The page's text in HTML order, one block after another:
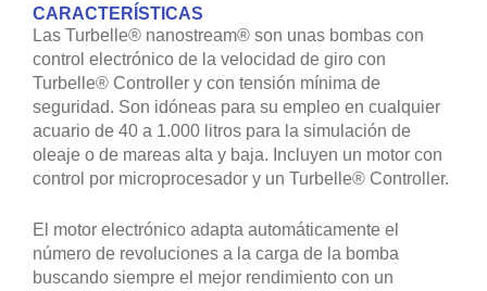
CARACTERÍSTICAS
Las Turbelle® nanostream® son unas bombas con
control electrónico de la velocidad de giro con
Turbelle® Controller y con tensión mínima de
seguridad. Son idóneas para su empleo en cualquier
acuario de 40 a 1.000 litros para la simulación de
oleaje o de mareas alta y baja. Incluyen un motor con
control por microprocesador y un Turbelle® Controller.
El motor electrónico adapta automáticamente el
número de revoluciones a la carga de la bomba
buscando siempre el mejor rendimiento con un